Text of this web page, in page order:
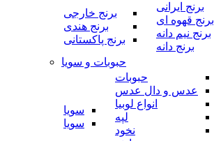
برنج ایرانی
برنج قهوه ای
برنج نیم دانه
برنج دانه
برنج خارجی
برنج هندی
برنج پاکستانی
حبوبات و سویا
حبوبات
عدس و دال عدس
انواع لوبیا
لپه
نخود
سویا
سویا